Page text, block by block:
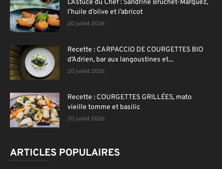
L’Astuce du Chef : Sandrine Bruchet-Márquez,
l’huile d’olive et l’abricot
20 juillet 2026
Recette : CARPACCIO DE COURGETTES BIO
d’Adrien, bar aux langoustines et...
20 juillet 2026
Recette : COURGETTES GRILLÉES, mato
vieille tomme et basilic
20 juillet 2026
ARTICLES POPULAIRES